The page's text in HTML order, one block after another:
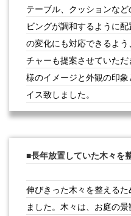
テーブル、クッションな
ビングが調和するように
の変化にも対応できるよ
チャーも提案させていた
様のイメージと外観の印
イス致しました。
長年放置していた木々を
伸びきった木々を整えるた
ました。木々は、お庭の